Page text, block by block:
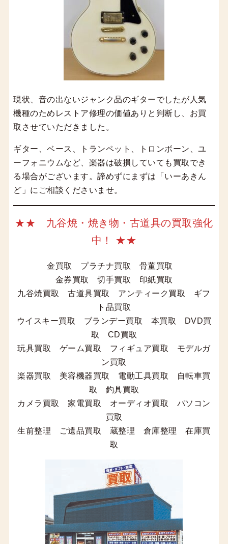
現状、音の出ないジャンク品のギターでしたが人気
機種のためレストア修理の価値ありと判断し、お買
取させていただきました。
ギター、ベース、トランペット、トロンボーン、ユ
ーフォニウムなど、楽器は破損していても買取でき
る場合がございます。諦めずにまずは「いーあきん
ど」にご相談くださいませ。
★★ 九谷焼・焼き物・古道具の買取強化
中！ ★★
金買取 プラチナ買取 骨董買取
金券買取 切手買取 印紙買取
九谷焼買取 古道具買取 アンティーク買取 ギフ
ト品買取
ウイスキー買取 ブランデー買取 本買取 DVD買
取 CD買取
玩具買取 ゲーム買取 フィギュア買取 モデルガ
ン買取
楽器買取 美容機器買取 電動工具買取 自転車買
取 釣具買取
カメラ買取 家電買取 オーディオ買取 パソコン
買取
生前整理 ご遺品買取 蔵整理 倉庫整理 在庫買
取